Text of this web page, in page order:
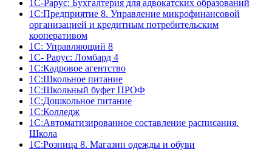
1С-Рарус: Бухгалтерия для адвокатских образований
1С:Предприятие 8. Управление микрофинансовой
организацией и кредитным потребительским
кооперативом
1С: Управляющий 8
1С- Рарус: Ломбард 4
1С:Кадровое агентство
1С:Школьное питание
1С:Школьный буфет ПРОФ
1C:Дошкольное питание
1С:Колледж
1С:Автоматизированное составление расписания.
Школа
1С:Розница 8. Магазин одежды и обуви